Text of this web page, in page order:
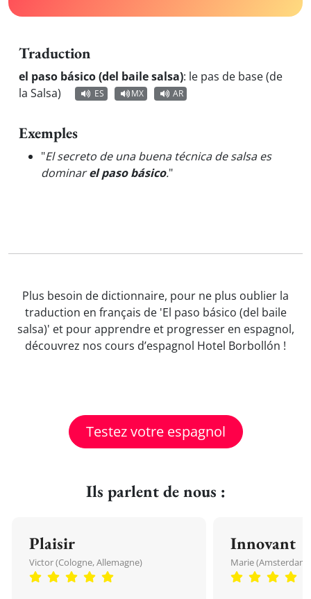
Traduction
el paso básico (del baile salsa): le pas de base (de
la Salsa)
ES MX AR
Exemples
"El secreto de una buena técnica de salsa es
dominarel paso básico."
Plus besoin de dictionnaire, pour ne plus oublier la
traduction en français de 'El paso básico (del baile
salsa)' et pour apprendre et progresser en espagnol,
découvrez nos cours d’espagnol Hotel Borbollón !
Testez votre espagnol
Ils parlent de nous :
Plaisir
Victor (Cologne, Allemagne)
Innovant
Marie (Amsterdam,